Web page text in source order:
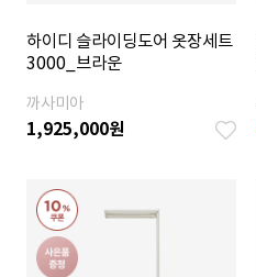
하이디 슬라이딩도어 옷장세트
3000_브라운
까사미아
1,925,000원